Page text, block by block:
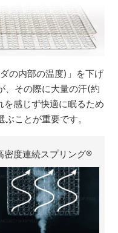
の内部の温度)」を下げ
、その際に大量の汗(約
を感じず快適に眠るため
ことが重要です。
密度連続スプリング®